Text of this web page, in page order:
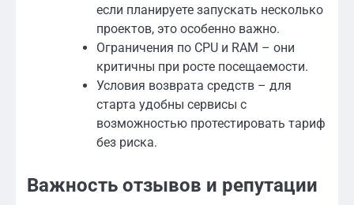
если планируете запускать несколько
проектов, это особенно важно.
Ограничения по CPU и RAM – они
критичны при росте посещаемости.
Условия возврата средств – для
старта удобны сервисы с
возможностью протестировать тариф
без риска.
Важность отзывов и репутации